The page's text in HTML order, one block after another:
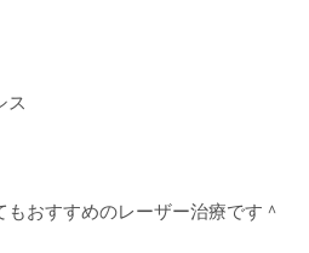
ス
おすすめのレーザー治療です＾